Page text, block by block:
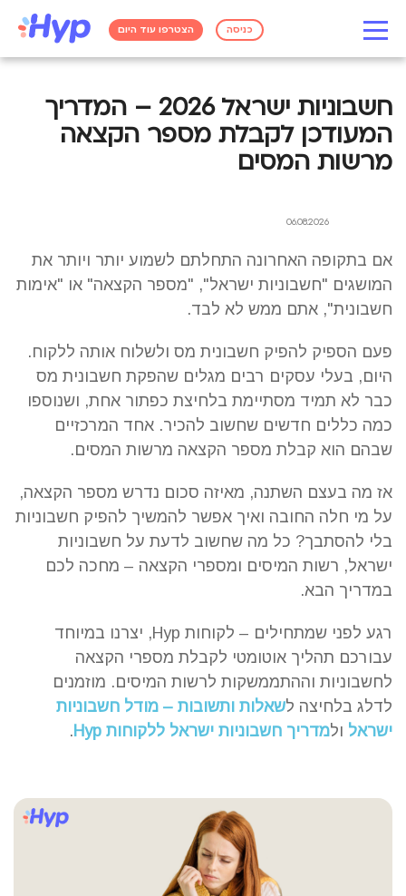
כניסה הצטרפו עוד היום
חשבוניות ישראל 2026 – המדריך
המעודכן לקבלת מספר הקצאה
מרשות המסים
06.08.2026
אם בתקופה האחרונה התחלתם לשמוע יותר ויותר את
המושגים "חשבוניות ישראל", "מספר הקצאה" או "אימות
חשבונית", אתם ממש לא לבד.
פעם הספיק להפיק חשבונית מס ולשלוח אותה ללקוח.
היום, בעלי עסקים רבים מגלים שהפקת חשבונית מס
כבר לא תמיד מסתיימת בלחיצת כפתור אחת, ושנוספו
כמה כללים חדשים שחשוב להכיר. אחד המרכזיים
שבהם הוא קבלת מספר הקצאה מרשות המסים.
אז מה בעצם השתנה, מאיזה סכום נדרש מספר הקצאה,
על מי חלה החובה ואיך אפשר להמשיך להפיק חשבוניות
בלי להסתבך? כל מה שחשוב לדעת על חשבוניות
ישראל, רשות המיסים ומספרי הקצאה – מחכה לכם
במדריך הבא.
רגע לפני שמתחילים – לקוחות Hyp, יצרנו במיוחד
עבורכם תהליך אוטומטי לקבלת מספרי הקצאה
לחשבוניות וההתממשקות לרשות המיסים. מוזמנים
לדלג בלחיצה לשאלות ותשובות – מודל חשבוניות
ישראל ולמדריך חשבוניות ישראל ללקוחות Hyp .